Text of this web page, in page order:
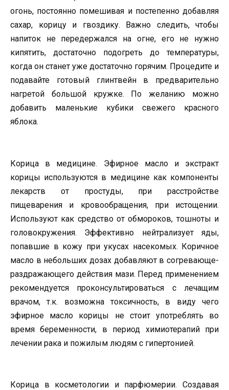
огонь, постоянно помешивая и постепенно добавляя
сахар, корицу и гвоздику. Важно следить, чтобы
напиток не передержался на огне, его не нужно
кипятить, достаточно подогреть до температуры,
когда он станет уже достаточно горячим. Процедите и
подавайте готовый глинтвейн в предварительно
нагретой большой кружке. По желанию можно
добавить маленькие кубики свежего красного
яблока.
Корица в медицине. Эфирное масло и экстракт
корицы используются в медицине как компоненты
лекарств от простуды, при расстройстве
пищеварения и кровообращения, при истощении.
Используют как средство от обмороков, тошноты и
головокружения. Эффективно нейтрализует яды,
попавшие в кожу при укусах насекомых. Коричное
масло в небольших дозах добавляют в согревающе-
раздражающего действия мази. Перед применением
рекомендуется проконсультироваться с лечащим
врачом, т.к. возможна токсичность, в виду чего
эфирное масло корицы не стоит употреблять во
время беременности, в период химиотерапий при
лечении рака и пожилым людям с гипертонией.
Корица в косметологии и парфюмерии. Создавая